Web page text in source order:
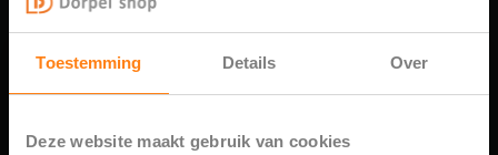
Toestemming Details Over
Deze website maakt gebruik van cookies
Contact